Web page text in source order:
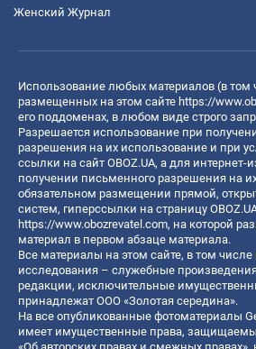
Женский Журнал
Использование любых материалов (в том
размещенных на этом сайте https://
его поддоменах, в любом виде строго
Разрешается использование при
разрешения на их использование и при
ссылки на сайт OBOZ.UA, а для интернет-
получении письменного разрешения на
обязательном размещении прямой,
систем, гиперссылки на страницу
https://www.obozrevatel.com, на которой
материал в первом абзаце материала.
Все материалы на этом сайте, в том числе
исследования – служебные
редакции, исключительные
принадлежат ООО «Золотая середина».
На все опубликованные фотоматериалы
имеет имущественные права,